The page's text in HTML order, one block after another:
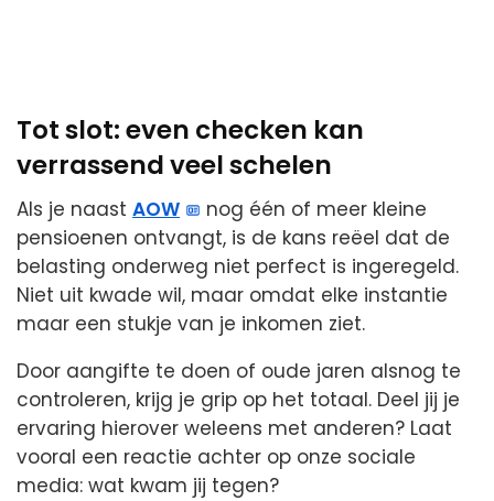
Tot slot: even checken kan
verrassend veel schelen
Als je naast AOW
nog één of meer kleine
pensioenen ontvangt, is de kans reëel dat de
belasting onderweg niet perfect is ingeregeld.
Niet uit kwade wil, maar omdat elke instantie
maar een stukje van je inkomen ziet.
Door aangifte te doen of oude jaren alsnog te
controleren, krijg je grip op het totaal. Deel jij je
ervaring hierover weleens met anderen? Laat
vooral een reactie achter op onze sociale
media: wat kwam jij tegen?